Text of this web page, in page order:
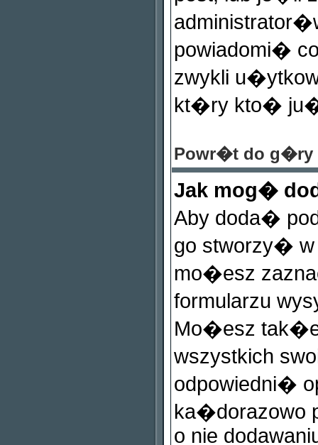
powiadomi�
zwykli
kt�ry kto�
Powr�t do g�ry
Jak mog�
Aby doda�
go stworzy� w
mo�esz
formularzu
Mo�esz
wszystkich
odpowiedni�
ka�dorazowo
o nie